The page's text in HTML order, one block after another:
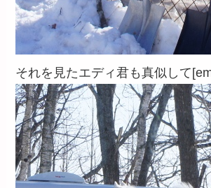
それを見たエディ君も真似して